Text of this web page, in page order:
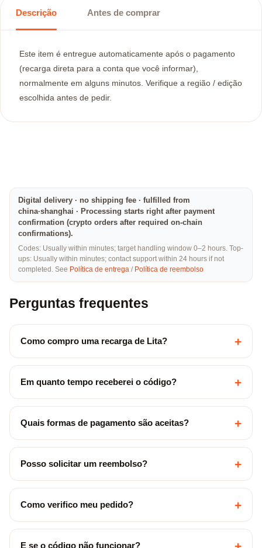
Descrição Antes de comprar
Este item é entregue automaticamente após o pagamento
(recarga direta para a conta que você informar),
normalmente em alguns minutos. Verifique a região / edição
escolhida antes de pedir.
Digital delivery · no shipping fee · fulfilled from
china·shanghai · Processing starts right after payment
confirmation (crypto orders after required on-chain
confirmations).
Codes: Usually within minutes; target handling window 0–2 hours. Top-
ups: Usually within minutes; contact support within 24 hours if not
completed. See Política de entrega / Política de reembolso
Perguntas frequentes
Como compro uma recarga de Lita? +
Em quanto tempo receberei o código? +
Quais formas de pagamento são aceitas? +
Posso solicitar um reembolso? +
Como verifico meu pedido? +
E se o código não funcionar?